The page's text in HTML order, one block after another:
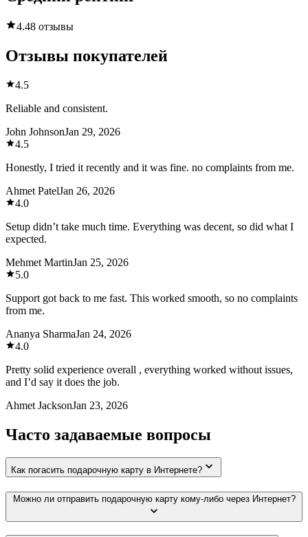
4.48 отзывы
Отзывы покупателей
4.5
Reliable and consistent.
John JohnsonJan 29, 2026
4.5
Honestly, I tried it recently and it was fine. no complaints from me.
Ahmet PatelJan 26, 2026
4.0
Setup didn’t take much time. Everything was decent, so did what I
expected.
Mehmet MartinJan 25, 2026
5.0
Support got back to me fast. This worked smooth, so no complaints
from me.
Ananya SharmaJan 24, 2026
4.0
Pretty solid experience overall , everything worked without issues,
and I’d say it does the job.
Ahmet JacksonJan 23, 2026
Часто задаваемые вопросы
Как погасить подарочную карту в Интернете?
Можно ли отправить подарочную карту кому-либо через Интернет?